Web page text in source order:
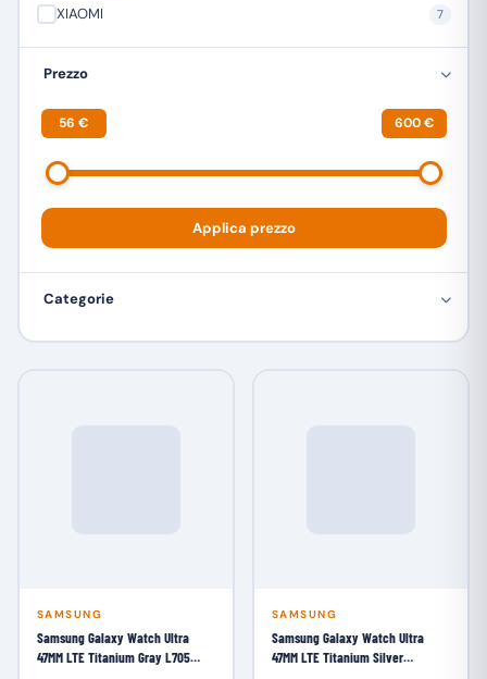
XIAOMI 7
Prezzo
56 € 600 €
Applica prezzo
Categorie
SAMSUNG
Samsung Galaxy Watch Ultra
47MM LTE Titanium Gray L705
SAMSUNG
Samsung Galaxy Watch Ultra
47MM LTE Titanium Silver